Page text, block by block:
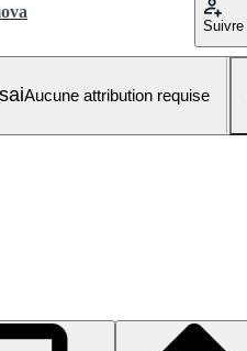
Suivre
Aucune attribution requise